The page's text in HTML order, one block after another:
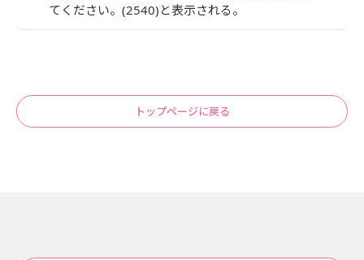
てください。(2540)と表示される。
トップページに戻る